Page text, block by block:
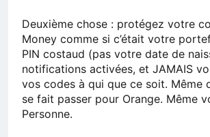
Deuxième chose : protégez votre
Money comme si c’était votre
PIN costaud (pas votre date de
notifications activées, et JAMAIS
vos codes à qui que ce soit. Même
se fait passer pour Orange. Même
Personne.